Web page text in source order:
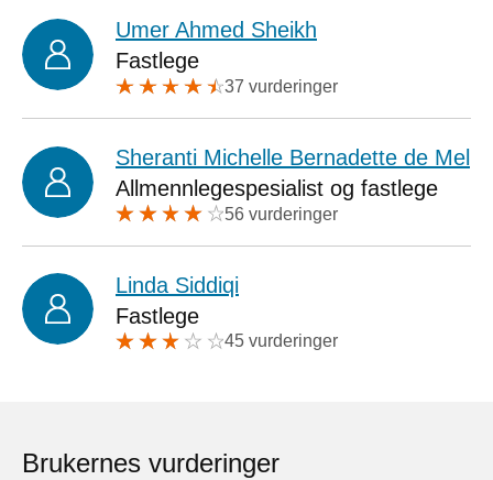
Umer Ahmed Sheikh
Fastlege
37 vurderinger
Sheranti Michelle Bernadette de Mel
Allmennlegespesialist og fastlege
56 vurderinger
Linda Siddiqi
Fastlege
45 vurderinger
Brukernes vurderinger